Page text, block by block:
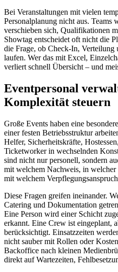
Bei Veranstaltungen mit vielen
Personalplanung nicht aus. Teams
verschieben sich, Qualifikationen
Showtag entscheidet oft nicht die
die Frage, ob Check-In, Verteilung
laufen. Wer das mit Excel,
verliert schnell Übersicht – und
Eventpersonal
Komplexität steuern
Große Events haben eine
einer festen Betriebsstruktur
Helfer, Sicherheitskräfte,
Ticketworker in wechselnden
sind nicht nur personell, sondern
mit welchem Nachweis, in
mit welchem
Diese Fragen greifen ineinander.
Catering und Dokumentation
Eine Person wird einer Schicht
erkannt. Eine Crew ist eingeplant,
berücksichtigt. Einsatzzeiten
nicht sauber mit Rollen oder
Backoffice nach kleinen
direkt auf Wartezeiten,